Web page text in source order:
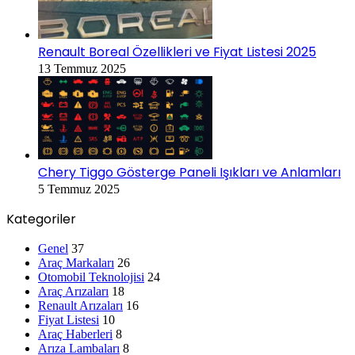
Renault Boreal Özellikleri ve Fiyat Listesi 2025
13 Temmuz 2025
Chery Tiggo Gösterge Paneli Işıkları ve Anlamları
5 Temmuz 2025
Kategoriler
Genel 37
Araç Markaları 26
Otomobil Teknolojisi 24
Araç Arızaları 18
Renault Arızaları 16
Fiyat Listesi 10
Araç Haberleri 8
Arıza Lambaları 8